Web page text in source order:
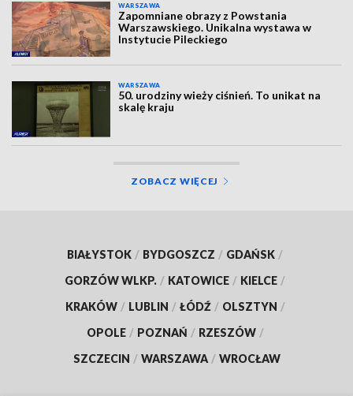
WARSZAWA
Zapomniane obrazy z Powstania
Warszawskiego. Unikalna wystawa w
Instytucie Pileckiego
WARSZAWA
50. urodziny wieży ciśnień. To unikat na
skalę kraju
ZOBACZ WIĘCEJ
BIAŁYSTOK / BYDGOSZCZ / GDAŃSK /
GORZÓW WLKP. / KATOWICE / KIELCE /
KRAKÓW / LUBLIN / ŁÓDŹ / OLSZTYN /
OPOLE / POZNAŃ / RZESZÓW /
SZCZECIN / WARSZAWA / WROCŁAW